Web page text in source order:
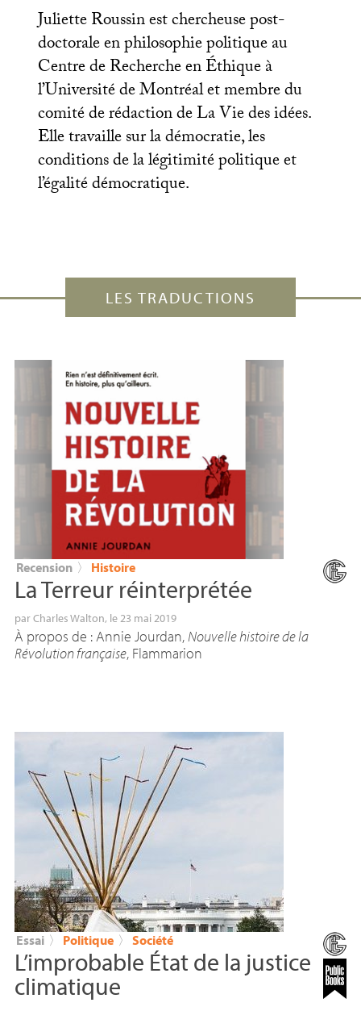
Juliette Roussin est chercheuse post-
doctorale en philosophie politique au
Centre de Recherche en Éthique à
l’Université de Montréal et membre du
comité de rédaction de La Vie des idées.
Elle travaille sur la démocratie, les
conditions de la légitimité politique et
l’égalité démocratique.
LES TRADUCTIONS
Recension 〉 Histoire
La Terreur réinterprétée
parCharles Walton, le 23 mai 2019
À propos de : Annie Jourdan,Nouvelle histoire de la
Révolution française, Flammarion
Essai 〉 Politique 〉 Société
L’improbable État de la justice
climatique